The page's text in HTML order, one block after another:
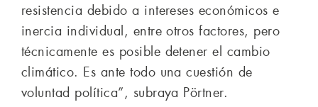
resistencia debido a intereses económicos e
inercia individual, entre otros factores, pero
técnicamente es posible detener el cambio
climático. Es ante todo una cuestión de
voluntad política”, subraya Pörtner.